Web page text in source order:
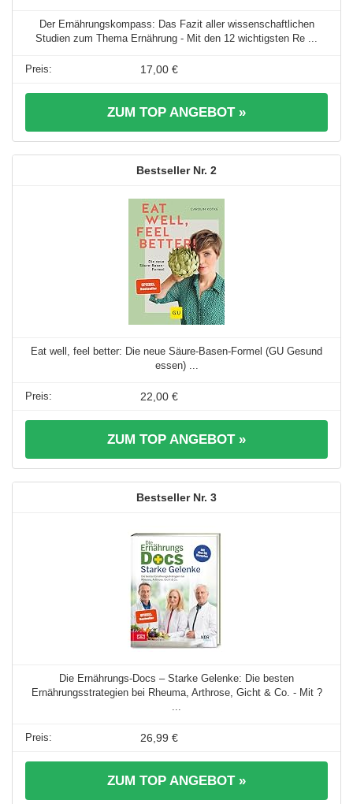
Der Ernährungskompass: Das Fazit aller wissenschaftlichen
Studien zum Thema Ernährung - Mit den 12 wichtigsten Re ...
17,00 €
ZUM TOP ANGEBOT »
2
Eat well, feel better: Die neue Säure-Basen-Formel (GU Gesund
essen) ...
22,00 €
ZUM TOP ANGEBOT »
3
Die Ernährungs-Docs – Starke Gelenke: Die besten
Ernährungsstrategien bei Rheuma, Arthrose, Gicht & Co. - Mit ?
...
26,99 €
ZUM TOP ANGEBOT »